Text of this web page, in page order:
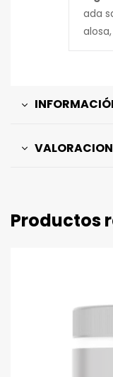
ada
Productos